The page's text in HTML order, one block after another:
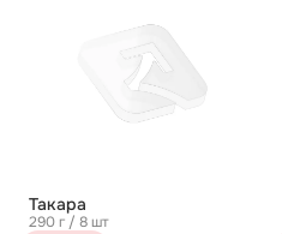
Такара
290 г / 8 шт